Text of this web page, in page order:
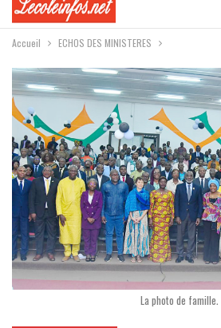
Accueil ECHOS DES MINISTERES
La photo de famille.